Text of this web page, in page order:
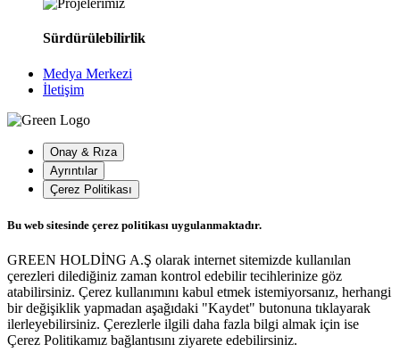
Sürdürülebilirlik
Medya Merkezi
İletişim
Onay & Rıza
Ayrıntılar
Çerez Politikası
Bu web sitesinde çerez politikası uygulanmaktadır.
GREEN HOLDİNG A.Ş olarak internet sitemizde kullanılan
çerezleri dilediğiniz zaman kontrol edebilir tecihlerinize göz
atabilirsiniz. Çerez kullanımını kabul etmek istemiyorsanız, herhangi
bir değişiklik yapmadan aşağıdaki "Kaydet" butonuna tıklayarak
ilerleyebilirsiniz. Çerezlerle ilgili daha fazla bilgi almak için ise
Çerez Politikamız bağlantısını ziyarete edebilirsiniz.